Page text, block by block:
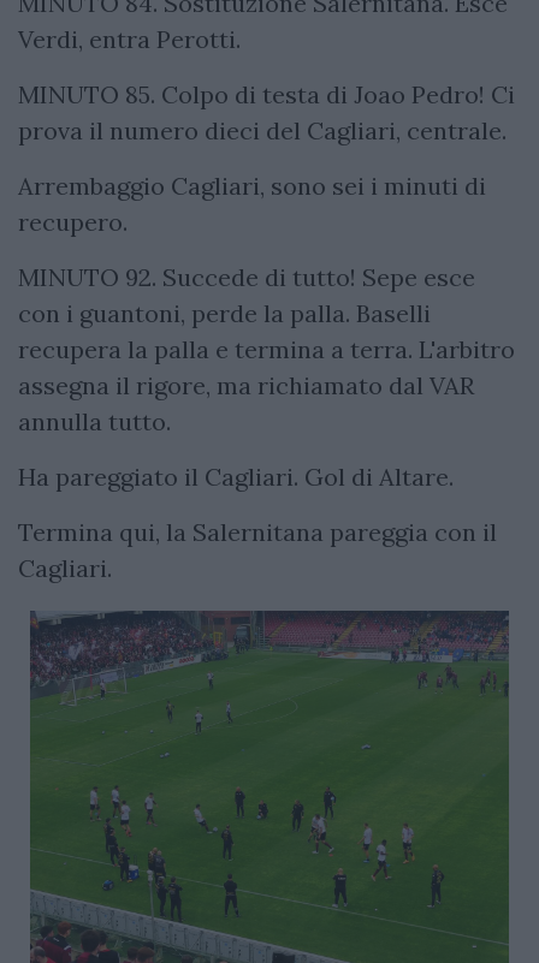
Verdi, entra Perotti.
MINUTO 85. Colpo di testa di Joao Pedro! Ci
prova il numero dieci del Cagliari, centrale.
Arrembaggio Cagliari, sono sei i minuti di
recupero.
MINUTO 92. Succede di tutto! Sepe esce
con i guantoni, perde la palla. Baselli
recupera la palla e termina a terra. L'arbitro
assegna il rigore, ma richiamato dal VAR
annulla tutto.
Ha pareggiato il Cagliari. Gol di Altare.
Termina qui, la Salernitana pareggia con il
Cagliari.